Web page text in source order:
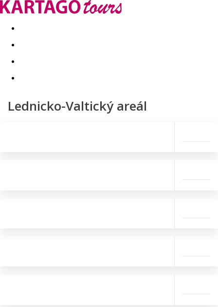
Last minute Dovolenkové kluby
Lednicko-Valtický areál